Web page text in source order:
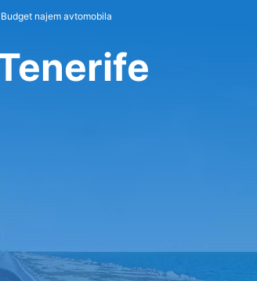
Budget najem avtomobila